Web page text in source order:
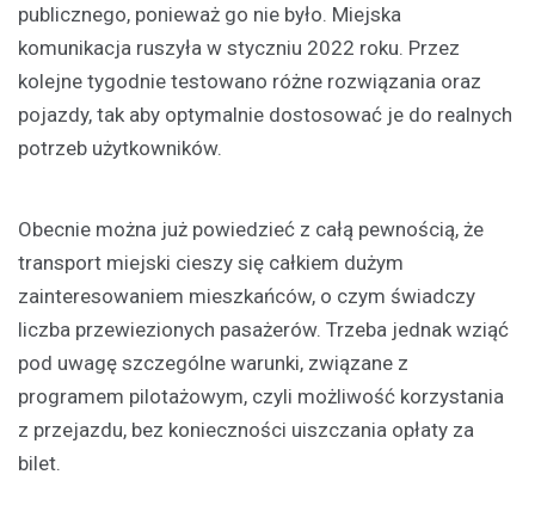
publicznego, ponieważ go nie było. Miejska
komunikacja ruszyła w styczniu 2022 roku. Przez
kolejne tygodnie testowano różne rozwiązania oraz
pojazdy, tak aby optymalnie dostosować je do realnych
potrzeb użytkowników.
Obecnie można już powiedzieć z całą pewnością, że
transport miejski cieszy się całkiem dużym
zainteresowaniem mieszkańców, o czym świadczy
liczba przewiezionych pasażerów. Trzeba jednak wziąć
pod uwagę szczególne warunki, związane z
programem pilotażowym, czyli możliwość korzystania
z przejazdu, bez konieczności uiszczania opłaty za
bilet.